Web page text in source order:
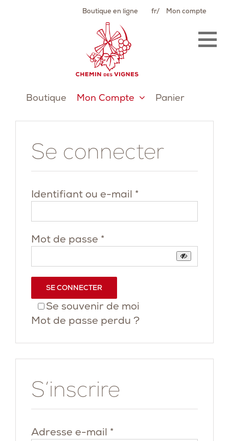
Boutique en ligne fr Mon compte
Boutique Mon Compte Panier
Se connecter
Identifiant ou e-mail *
Mot de passe *
Se souvenir de moi
SE CONNECTER
Mot de passe perdu ?
S’inscrire
Adresse e-mail *